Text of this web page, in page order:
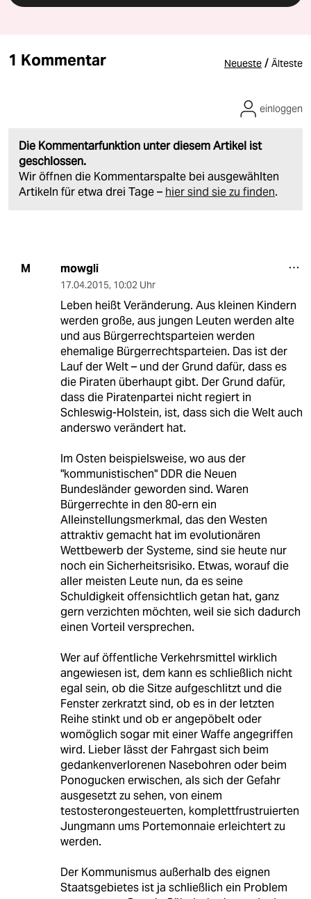
1 Kommentar Neueste / Älteste
Die Kommentarfunktion unter diesem Artikel ist
geschlossen.
Wir öffnen die Kommentarspalte bei ausgewählten
Artikeln für etwa drei Tage – hier sind sie zu finden.
einloggen
M mowgli
17.04.2015, 10:02 Uhr
Leben heißt Veränderung. Aus kleinen Kindern
werden große, aus jungen Leuten werden alte
und aus Bürgerrechtsparteien werden
ehemalige Bürgerrechtsparteien. Das ist der
Lauf der Welt – und der Grund dafür, dass es
die Piraten überhaupt gibt. Der Grund dafür,
dass die Piratenpartei nicht regiert in
Schleswig-Holstein, ist, dass sich die Welt auch
anderswo verändert hat.
Im Osten beispielsweise, wo aus der
"kommunistischen" DDR die Neuen
Bundesländer geworden sind. Waren
Bürgerrechte in den 80-ern ein
Alleinstellungsmerkmal, das den Westen
attraktiv gemacht hat im evolutionären
Wettbewerb der Systeme, sind sie heute nur
noch ein Sicherheitsrisiko. Etwas, worauf die
aller meisten Leute nun, da es seine
Schuldigkeit offensichtlich getan hat, ganz
gern verzichten möchten, weil sie sich dadurch
einen Vorteil versprechen.
Wer auf öffentliche Verkehrsmittel wirklich
angewiesen ist, dem kann es schließlich nicht
egal sein, ob die Sitze aufgeschlitzt und die
Fenster zerkratzt sind, ob es in der letzten
Reihe stinkt und ob er angepöbelt oder
womöglich sogar mit einer Waffe angegriffen
wird. Lieber lässt der Fahrgast sich beim
gedankenverlorenen Nasebohren oder beim
Ponogucken erwischen, als sich der Gefahr
ausgesetzt zu sehen, von einem
testosterongesteuerten, komplettfrustruierten
Jungmann ums Portemonnaie erleichtert zu
werden.
Der Kommunismus außerhalb des eignen
Staatsgebietes ist ja schließlich ein Problem